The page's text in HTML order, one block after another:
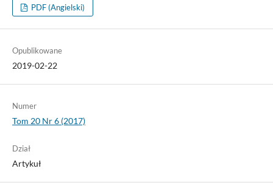
PDF (Angielski)
Opublikowane
2019-02-22
Numer
Tom 20 Nr 6 (2017)
Dział
Artykuł